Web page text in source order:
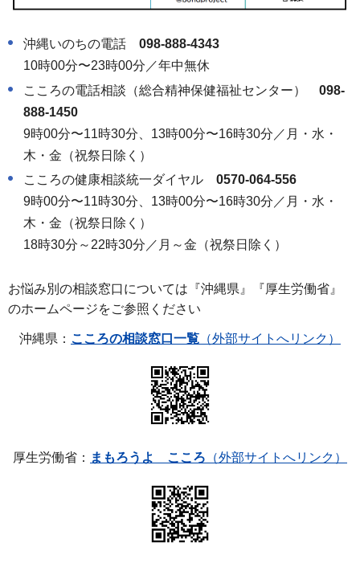
沖縄いのちの電話 098-888-4343
10時00分〜23時00分／年中無休
こころの電話相談（総合精神保健福祉センター） 098-
888-1450
9時00分〜11時30分、13時00分〜16時30分／月・水・
木・金（祝祭日除く）
こころの健康相談統一ダイヤル 0570-064-556
9時00分〜11時30分、13時00分〜16時30分／月・水・
木・金（祝祭日除く）
18時30分～22時30分／月～金（祝祭日除く）
お悩み別の相談窓口については『沖縄県』『厚生労働省』
のホームページをご参照ください
沖縄県： こころの相談窓口一覧 （外部サイトへリンク）
厚生労働省： まもろうよ こころ （外部サイトへリンク）